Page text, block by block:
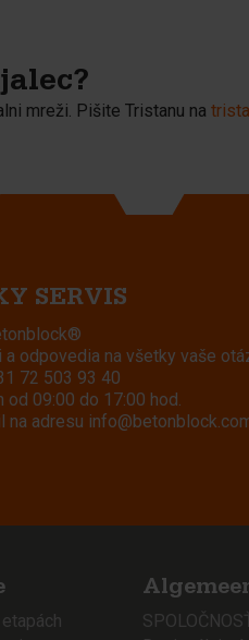
mreži. Pišite Tristanu na
SERVIS
odpovedia na všetky vaše
72 503 93 40
od 09:00 do 17:00 hod.
na adresu